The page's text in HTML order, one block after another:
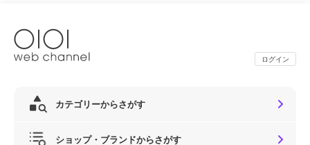
ログイン
カテゴリーからさがす
ショップ・ブランドからさがす